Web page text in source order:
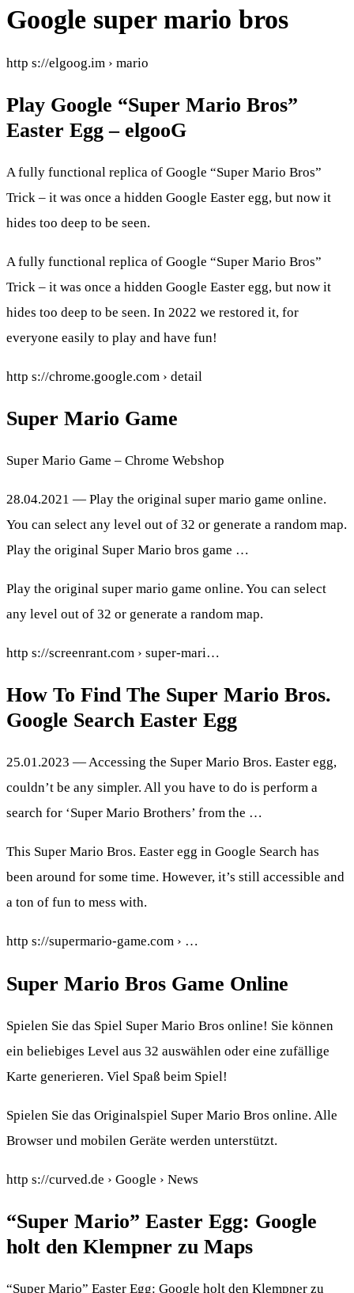
Google super mario bros
http s://elgoog.im › mario
Play Google “Super Mario Bros”
Easter Egg – elgooG
A fully functional replica of Google “Super Mario Bros”
Trick – it was once a hidden Google Easter egg, but now it
hides too deep to be seen.
A fully functional replica of Google “Super Mario Bros”
Trick – it was once a hidden Google Easter egg, but now it
hides too deep to be seen. In 2022 we restored it, for
everyone easily to play and have fun!
http s://chrome.google.com › detail
Super Mario Game
Super Mario Game – Chrome Webshop
28.04.2021 — Play the original super mario game online.
You can select any level out of 32 or generate a random map.
Play the original Super Mario bros game …
Play the original super mario game online. You can select
any level out of 32 or generate a random map.
http s://screenrant.com › super-mari…
How To Find The Super Mario Bros.
Google Search Easter Egg
25.01.2023 — Accessing the Super Mario Bros. Easter egg,
couldn’t be any simpler. All you have to do is perform a
search for ‘Super Mario Brothers’ from the …
This Super Mario Bros. Easter egg in Google Search has
been around for some time. However, it’s still accessible and
a ton of fun to mess with.
http s://supermario-game.com › …
Super Mario Bros Game Online
Spielen Sie das Spiel Super Mario Bros online! Sie können
ein beliebiges Level aus 32 auswählen oder eine zufällige
Karte generieren. Viel Spaß beim Spiel!
Spielen Sie das Originalspiel Super Mario Bros online. Alle
Browser und mobilen Geräte werden unterstützt.
http s://curved.de › Google › News
“Super Mario” Easter Egg: Google
holt den Klempner zu Maps
“Super Mario” Easter Egg: Google holt den Klempner zu